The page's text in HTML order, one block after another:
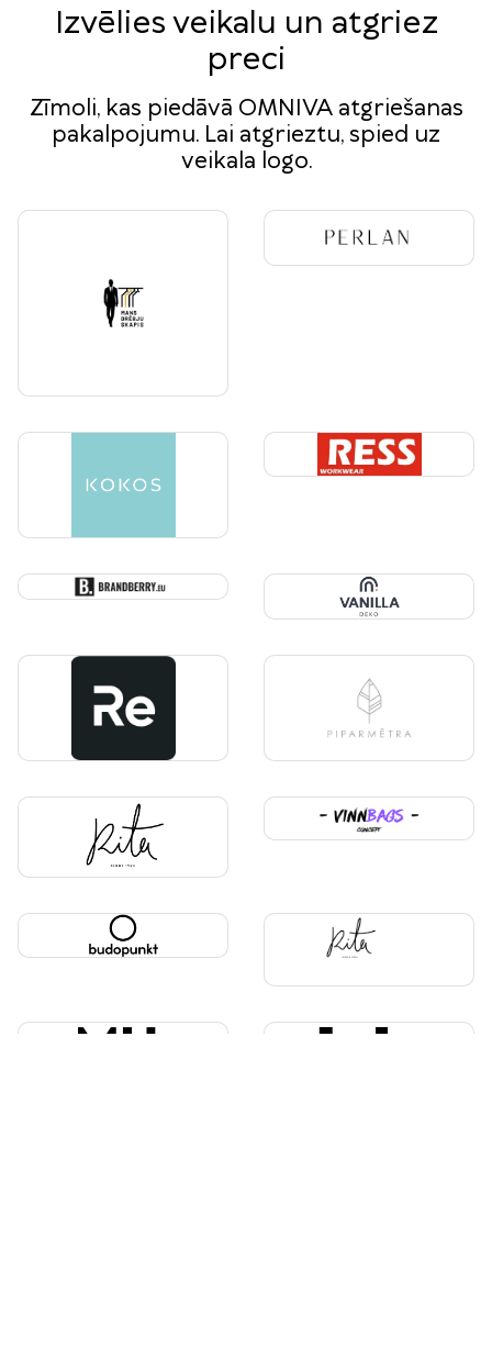
Izvēlies veikalu un atgriez
preci
Zīmoli, kas piedāvā OMNIVA atgriešanas
pakalpojumu. Lai atgrieztu, spied uz
veikala logo.